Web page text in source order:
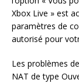
Xbox Live » est
paramètres de
autorisé pour
Les problèmes de
NAT de type